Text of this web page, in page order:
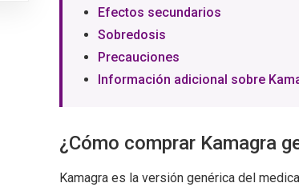
Efectos secundarios
Sobredosis
Precauciones
Información adicional sobre
¿Cómo comprar Kamagra
Kamagra es la versión genérica del